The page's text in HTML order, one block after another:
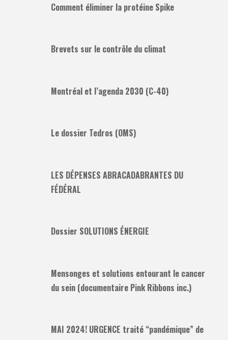
Comment éliminer la protéine Spike
Brevets sur le contrôle du climat
Montréal et l’agenda 2030 (C-40)
Le dossier Tedros (OMS)
LES DÉPENSES ABRACADABRANTES DU
FÉDÉRAL
Dossier SOLUTIONS ÉNERGIE
Mensonges et solutions entourant le cancer
du sein (documentaire Pink Ribbons inc.)
MAI 2024! URGENCE traité “pandémique” de